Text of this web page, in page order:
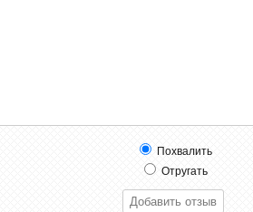
Похвалить
Отругать